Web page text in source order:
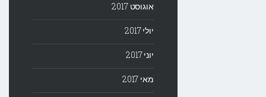
אוגוסט 2017
יולי 2017
יוני 2017
מאי 2017